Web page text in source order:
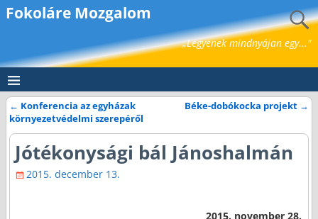
Fokoláre Mozgalom
„Legyenek mindnyájan egy..."
Bejegyzés navigáció
← Konferencia az egyházak
környezetvédelmi szerepéről
Béke-dobókocka projekt →
Jótékonysági bál Jánoshalmán
2015. december 13.
2015. november 28.